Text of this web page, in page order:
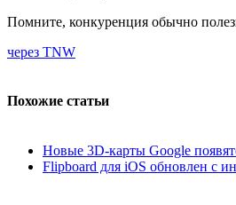
Помните, конкуренция обычно
через TNW
Похожие статьи
Новые 3D-карты Google
Flipboard для iOS обновлен с